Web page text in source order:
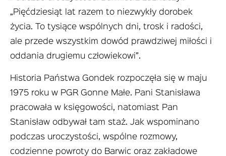
„Pięćdziesiąt lat razem to niezwykły dorobek
życia. To tysiące wspólnych dni, trosk i radości,
ale przede wszystkim dowód prawdziwej miłości i
oddania drugiemu człowiekowi”.
Historia Państwa Gondek rozpoczęła się w maju
1975 roku w PGR Gonne Małe. Pani Stanisława
pracowała w księgowości, natomiast Pan
Stanisław odbywał tam staż. Jak wspominano
podczas uroczystości, wspólne rozmowy,
codzienne powroty do Barwic oraz zakładowe